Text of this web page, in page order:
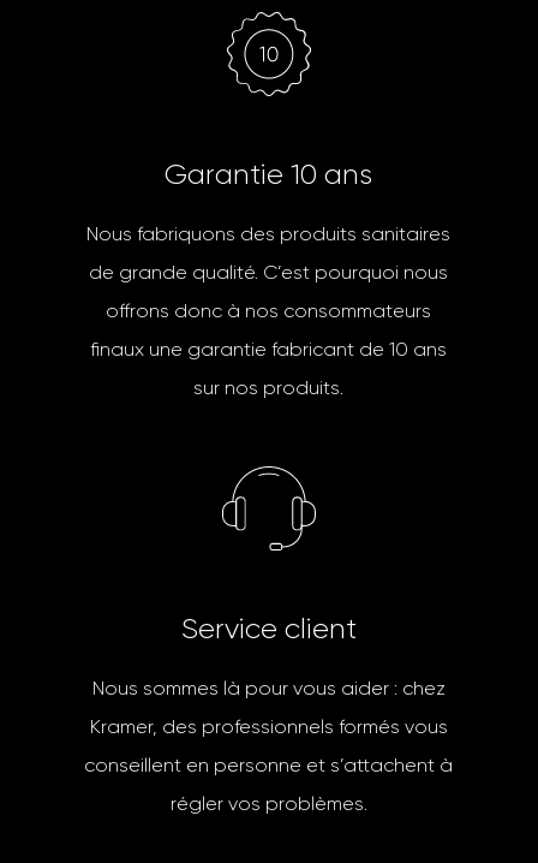
Garantie 10 ans
Nous fabriquons des produits sanitaires
de grande qualité. C’est pourquoi nous
offrons donc à nos consommateurs
finaux une garantie fabricant de 10 ans
sur nos produits.
Service cl ient
Nous sommes là pour vous aider : chez
Kramer, des professionnels formés vous
conseillent en personne et s’attachent à
régler vos problèmes.